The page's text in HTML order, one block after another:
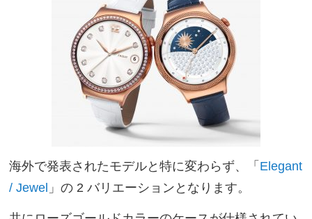
海外で発表されたモデルと特に変わらず、「 Elegant
/ Jewel 」の 2 バリエーションとなります。